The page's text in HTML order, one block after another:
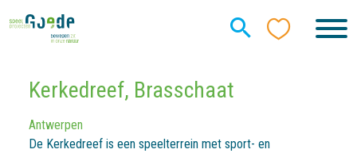
Kerkedreef, Brasschaat
Antwerpen
De Kerkedreef is een speelterrein met sport- en